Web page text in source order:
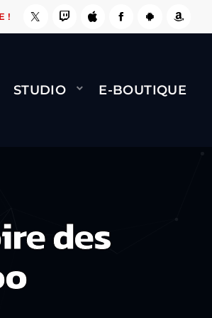
NAMI BERNARD MINET - FLY
!
STUDIO E-BOUTIQUE
des